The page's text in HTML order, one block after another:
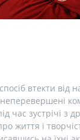
втекти
час зустрічі з
життя і